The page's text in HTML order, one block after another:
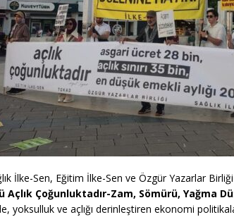
İlke-Sen, Eğitim İlke-Sen ve Özgür Yazarlar
Açlık Çoğunluktadır-Zam, Sömürü, Yağma
yoksulluk ve açlığı derinleştiren ekonomi